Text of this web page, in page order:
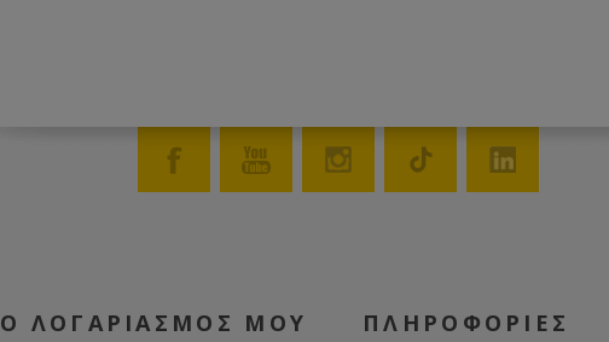
Ο ΛΟΓΑΡΙΑΣΜΟΣ ΜΟΥ ΠΛΗΡΟΦΟΡΙΕΣ